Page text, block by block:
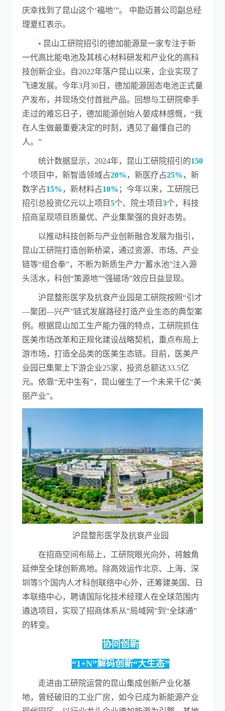
庆幸找到了昆山这个‘福地’”。 中勘迈普公司副总经
理夏红表示。
• 昆山工研院招引的德加能源是一家专注于新
一代高比能电池及其核心材料研发和产业化的高科
技创新企业。自2022年落户昆山以来，企业实现了
飞速发展。今年3月30日，德加能源固态电池正式量
产发布，并现场交付首批产品。回想与工研院牵手
走过的难忘日子，德加能源创始人晏成林感慨，“我
在人生做最重要决定的时刻，遇见了最懂自己的
人。”
统计数据显示，2024年，昆山工研院招引的150
个项目中，新智造领域占20%，新医疗占25%，新
数字占15%，新材料占10% ；今年以来，工研院已
招引总投资亿元以上项目5个、院士项目3个，科技
招商呈现项目质量优、产业集聚强的良好态势。
以推动科技创新与产业创新融合发展为指引，
昆山工研院打造创新桥梁，通过资源、市场、产业
链等“组合拳”，不断为新质生产力“蓄水池”注入源
头活水，科创“策源地”“强磁场”效应日益显现。
沪昆整形医学及抗衰产业园是工研院按照“引才
—聚团—兴产”链式发展路径打造产业生态的典型案
例。根据昆山加工生产能力强的特点，工研院抓住
医美市场改革和正规化建设战略契机，重点布局上
游市场，打造全品类的医美生态链。目前，医美产
业园已集聚上下游企业25家，投资总额达33.5亿
元。依靠“无中生有”，昆山催生了一个未来千亿“美
丽产业”。
沪昆整形医学及抗衰产业园
在招商空间布局上，工研院眼光向外，将触角
延伸至全球创新高地。除高效运作北京、上海、深
圳等5个国内人才科创联络中心外，还筹建美国、日
本联络中心，聘请国际化技术经理人在全球范围内
遴选项目，实现了招商体系从“局域网”到“全球通”
的转变。
协同创新
“1+N”解码创新“大生态”
走进由工研院运营的昆山集成创新产业化基
地，曾经破旧的工业厂房，如今已成为新能源产业